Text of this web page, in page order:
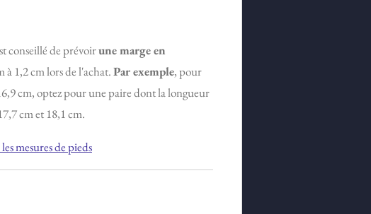
conseillé de prévoirune marge en
à 1,2 cm lors de l'achat.Par exemple, pour
cm, optez pour une paire dont la longueur
cm et 18,1 cm.
mesures de pieds